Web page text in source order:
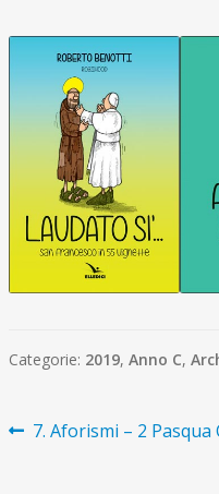
Categorie: 2019, Anno C,
Navigazione
Articolo
7. Aforismi – 2 Pasqua